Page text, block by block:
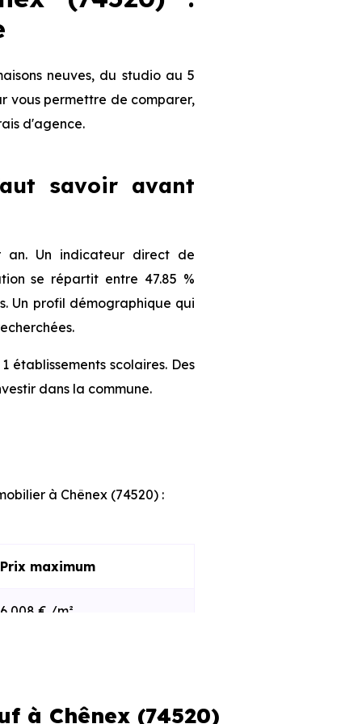
neuves, du studio au 5
vous permettre de comparer,
d'agence.
savoir avant
an. Un indicateur direct de
se répartit entre 47.85 %
Un profil démographique qui
établissements scolaires. Des
dans la commune.
à Chênex (74520) :
Prix maximum
6 008 € /m²
le stade d'avancement du
à Chênex (74520)